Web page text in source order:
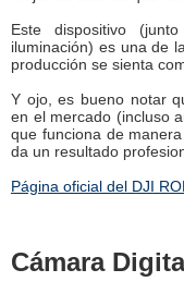
Este dispositivo
iluminación) es una de
producción se sienta
Y ojo, es bueno notar
en el mercado (incluso
que funciona de
da un resultado
Página oficial del DJI
Cámara